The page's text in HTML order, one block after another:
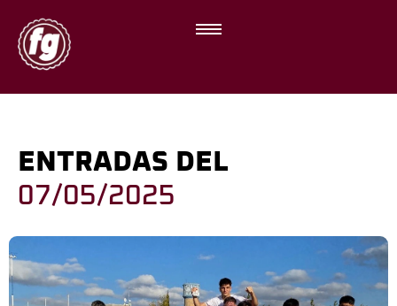
ENTRADAS DEL
07/05/2025